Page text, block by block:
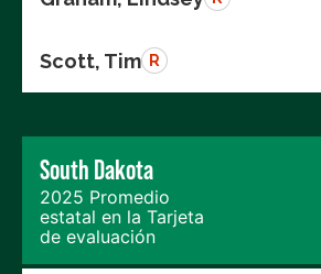
Scott, Tim R
South Dakota
2025 Promedio
estatal en la Tarjeta
de evaluación